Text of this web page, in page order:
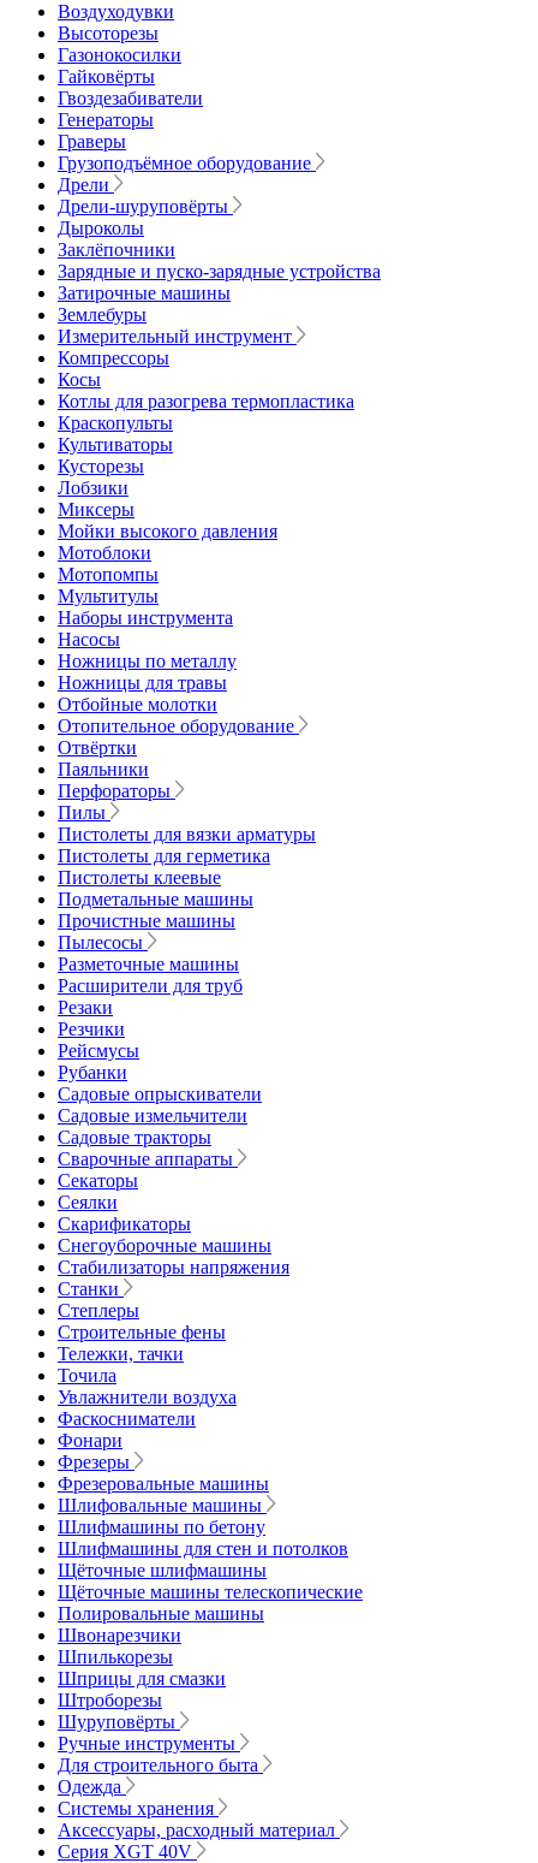
Воздуходувки
Высоторезы
Газонокосилки
Гайковёрты
Гвоздезабиватели
Генераторы
Граверы
Грузоподъёмное оборудование
Дрели
Дрели-шуруповёрты
Дыроколы
Заклёпочники
Зарядные и пуско-зарядные устройства
Затирочные машины
Землебуры
Измерительный инструмент
Компрессоры
Косы
Котлы для разогрева термопластика
Краскопульты
Культиваторы
Кусторезы
Лобзики
Миксеры
Мойки высокого давления
Мотоблоки
Мотопомпы
Мультитулы
Наборы инструмента
Насосы
Ножницы по металлу
Ножницы для травы
Отбойные молотки
Отопительное оборудование
Отвёртки
Паяльники
Перфораторы
Пилы
Пистолеты для вязки арматуры
Пистолеты для герметика
Пистолеты клеевые
Подметальные машины
Прочистные машины
Пылесосы
Разметочные машины
Расширители для труб
Резаки
Резчики
Рейсмусы
Рубанки
Садовые опрыскиватели
Садовые измельчители
Садовые тракторы
Сварочные аппараты
Секаторы
Сеялки
Скарификаторы
Снегоуборочные машины
Стабилизаторы напряжения
Станки
Степлеры
Строительные фены
Тележки, тачки
Точила
Увлажнители воздуха
Фаскосниматели
Фонари
Фрезеры
Фрезеровальные машины
Шлифовальные машины
Шлифмашины по бетону
Шлифмашины для стен и потолков
Щёточные шлифмашины
Щёточные машины телескопические
Полировальные машины
Швонарезчики
Шпилькорезы
Шприцы для смазки
Штроборезы
Шуруповёрты
Ручные инструменты
Для строительного быта
Одежда
Системы хранения
Аксессуары, расходный материал
Серия XGT 40V